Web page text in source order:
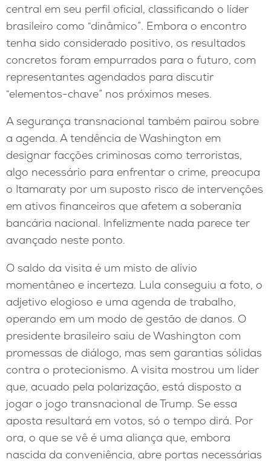
central em seu perfil oficial, classificando o líder
brasileiro como “dinâmico”. Embora o encontro
tenha sido considerado positivo, os resultados
concretos foram empurrados para o futuro, com
representantes agendados para discutir
“elementos-chave” nos próximos meses.
A segurança transnacional também pairou sobre
a agenda. A tendência de Washington em
designar facções criminosas como terroristas,
algo necessário para enfrentar o crime, preocupa
o Itamaraty por um suposto risco de intervenções
em ativos financeiros que afetem a soberania
bancária nacional. Infelizmente nada parece ter
avançado neste ponto.
O saldo da visita é um misto de alívio
momentâneo e incerteza. Lula conseguiu a foto, o
adjetivo elogioso e uma agenda de trabalho,
operando em um modo de gestão de danos. O
presidente brasileiro saiu de Washington com
promessas de diálogo, mas sem garantias sólidas
contra o protecionismo. A visita mostrou um líder
que, acuado pela polarização, está disposto a
jogar o jogo transnacional de Trump. Se essa
aposta resultará em votos, só o tempo dirá. Por
ora, o que se vê é uma aliança que, embora
nascida da conveniência, abre portas necessárias